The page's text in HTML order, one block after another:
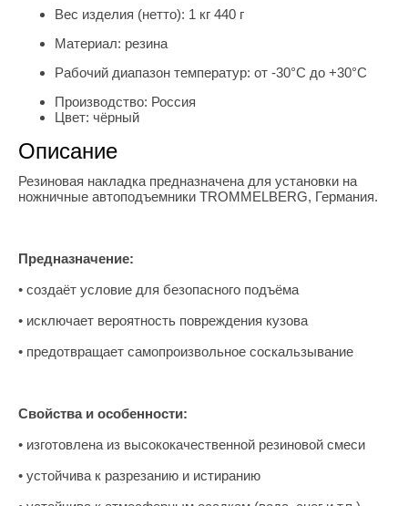
Вес изделия (нетто): 1 кг 440 г
Материал: резина
Рабочий диапазон температур: от -30°С до +30°С
Производство: Россия
Цвет: чёрный
Описание
Резиновая накладка предназначена для установки на
ножничные автоподъемники TROMMELBERG, Германия.
Предназначение:
• создаёт условие для безопасного подъёма
• исключает вероятность повреждения кузова
• предотвращает самопроизвольное соскальзывание
Свойства и особенности:
• изготовлена из высококачественной резиновой смеси
• устойчива к разрезанию и истиранию